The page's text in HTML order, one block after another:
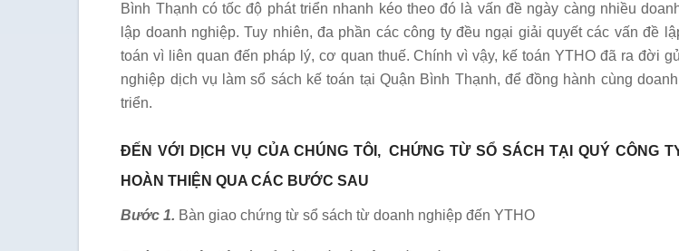
Bình Thạnh có tốc độ phát triển nhanh kéo theo đó là vấn đề ngày càng nhiều
lập doanh nghiệp. Tuy nhiên, đa phần các công ty đều ngại giải quyết các vấn đề
toán vì liên quan đến pháp lý, cơ quan thuế. Chính vì vậy, kế toán YTHO đã ra đời
nghiệp dịch vụ làm sổ sách kế toán tại Quận Bình Thạnh, để đồng hành cùng
triển.
ĐẾN VỚI DỊCH VỤ CỦA CHÚNG TÔI, CHỨNG TỪ SỔ SÁCH TẠI QUÝ CÔNG
HOÀN THIỆN QUA CÁC BƯỚC SAU
Bước 1. Bàn giao chứng từ sổ sách từ doanh nghiệp đến YTHO